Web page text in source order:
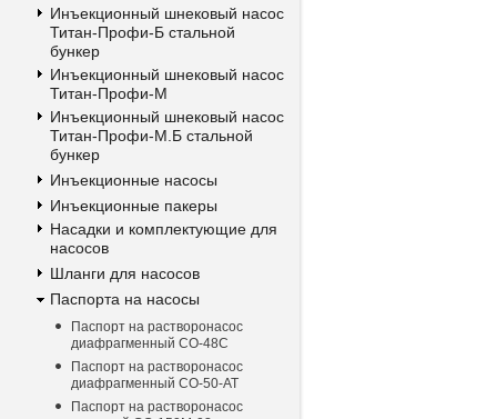
Инъекционный шнековый насос
Титан-Профи-Б стальной
бункер
Инъекционный шнековый насос
Титан-Профи-М
Инъекционный шнековый насос
Титан-Профи-М.Б стальной
бункер
Инъекционные насосы
Инъекционные пакеры
Насадки и комплектующие для
насосов
Шланги для насосов
Паспорта на насосы
Паспорт на растворонасос
диафрагменный CО-48C
Паспорт на растворонасос
диафрагменный CО-50-АТ
Паспорт на растворонасос